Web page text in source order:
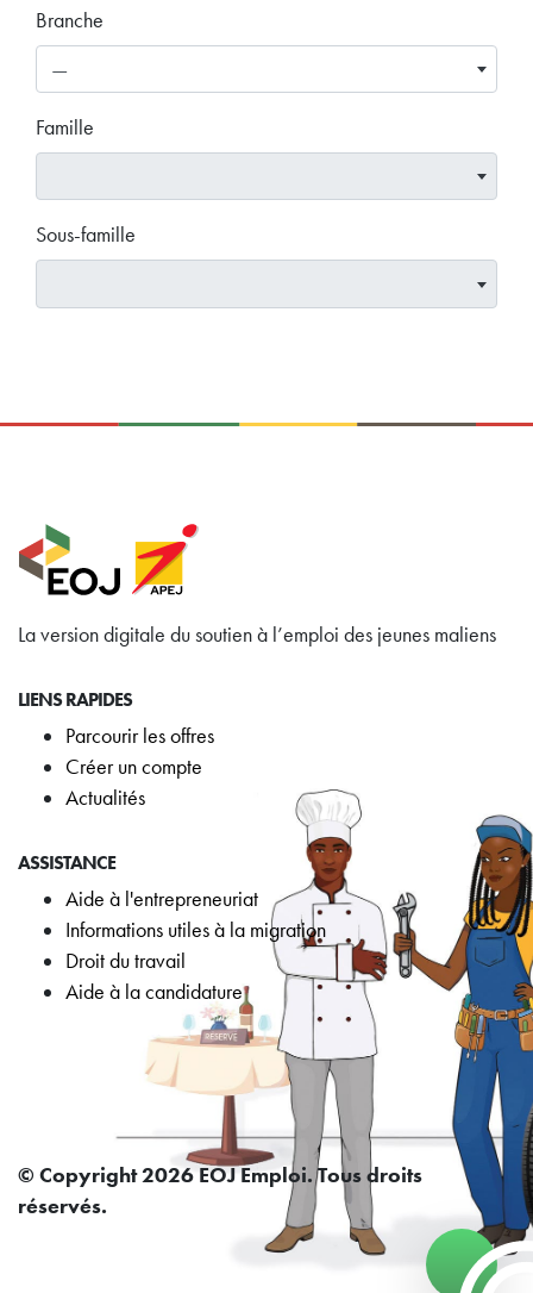
Branche
—
Famille
Sous-famille
La version digitale du soutien à l’emploi des jeunes maliens
LIENS RAPIDES
Parcourir les offres
Créer un compte
Actualités
ASSISTANCE
Aide à l'entrepreneuriat
Informations utiles à la migration
Droit du travail
Aide à la candidature
© Copyright 2026 EOJ Emploi. Tous droits
réservés.